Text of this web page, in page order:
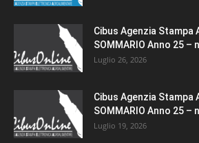
Cibus Agenzia Stampa
SOMMARIO Anno 25 –
Luglio 26, 2026
Cibus Agenzia Stampa
SOMMARIO Anno 25 –
Luglio 19, 2026